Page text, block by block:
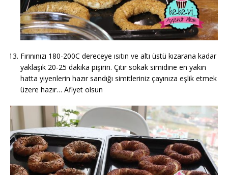
Fırınınızı 180-200C dereceye ısıtın ve altı üstü kızarana kadar
yaklaşık 20-25 dakika pişirin. Çıtır sokak simidine en yakın
hatta yiyenlerin hazır sandığı simitleriniz çayınıza eşlik etmek
üzere hazır… Afiyet olsun